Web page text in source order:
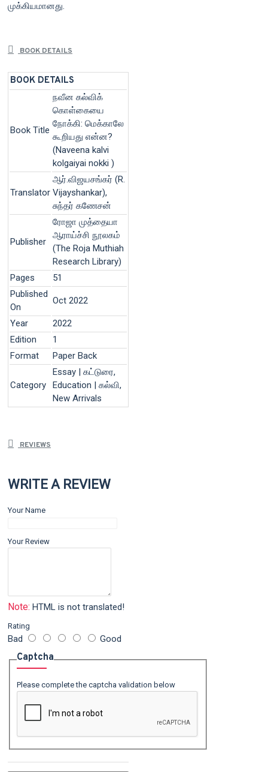
முக்கியமானது.
BOOK DETAILS
BOOK DETAILS
Book Title
நவீன கல்விக்
கொள்கையை
நோக்கி: மெக்காலே
கூறியது என்ன?
(Naveena kalvi
kolgaiyai nokki )
Translator
ஆர்.விஜயசங்கர் (R.
Vijayshankar),
சுந்தர் கணேசன்
Publisher
ரோஜா முத்தையா
ஆராய்ச்சி நூலகம்
(The Roja Muthiah
Research Library)
Pages
51
Published
On
Oct 2022
Year
2022
Edition
1
Format
Paper Back
Category
Essay | கட்டுரை,
Education | கல்வி,
New Arrivals
REVIEWS
WRITE A REVIEW
Your Name
Your Review
Note: HTML is not translated!
Rating
Bad Good
Captcha
Please complete the captcha validation below